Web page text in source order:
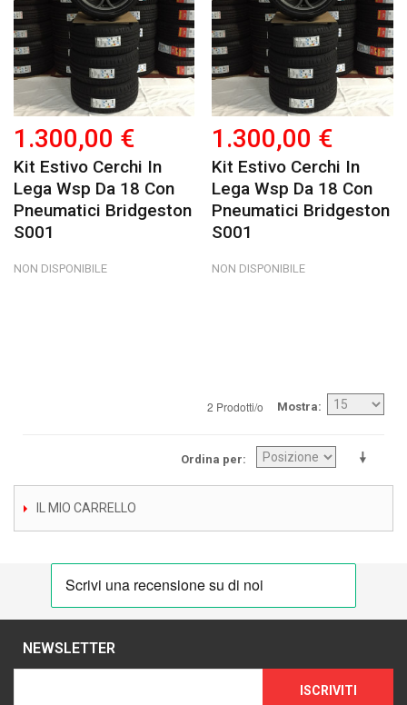
1.300,00 €
Kit Estivo Cerchi In
Lega Wsp Da 18 Con
Pneumatici Bridgeston
S001
NON DISPONIBILE
1.300,00 €
Kit Estivo Cerchi In
Lega Wsp Da 18 Con
Pneumatici Bridgeston
S001
NON DISPONIBILE
2 Prodotti/o Mostra
Ordina per
IL MIO CARRELLO
NEWSLETTER
ISCRIVITI